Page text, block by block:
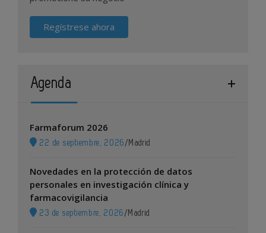
Regístrese ahora
Agenda
Farmaforum 2026
22 de septiembre, 2026 / Madrid
Novedades en la protección de datos
personales en investigación clínica y
farmacovigilancia
23 de septiembre, 2026 / Madrid